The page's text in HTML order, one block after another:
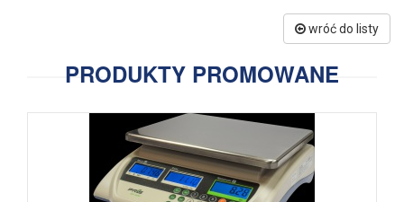
wróć do listy
PRODUKTY PROMOWANE